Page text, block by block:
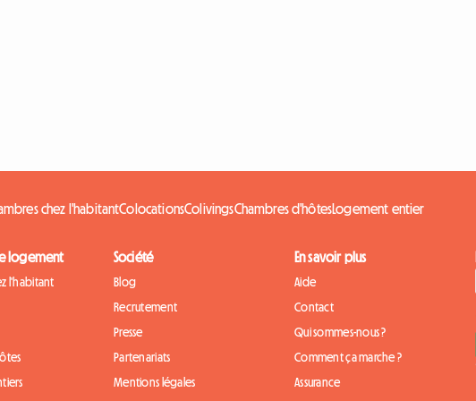
chez l'habitantColocationsColivingsChambres d'hôtes Logement entier
logement
l'habitant
Société
Blog
Recrutement
Presse
Partenariats
Mentions légales
En savoir plus
Aide
Contact
Qui sommes-nous ?
Comment ça marche ?
Assurance